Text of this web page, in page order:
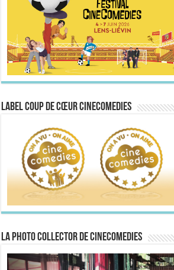
Label Coup de Cœur CineComedies
La Photo collector de CineComedies